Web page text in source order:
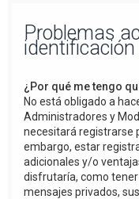
Problemas
¿Por qué me tengo
No está obligado a
Administradores y
necesitará registrarse
embargo, estar
adicionales y/o
disfrutaría, como
mensajes privados,